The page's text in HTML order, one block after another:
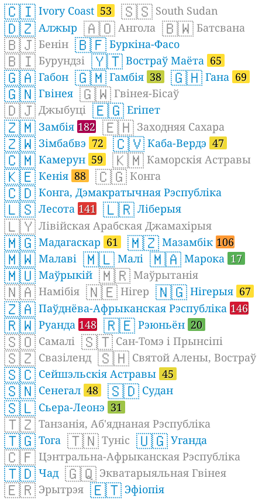
🇨🇮 Ivory Coast 53 🇸🇸 South Sudan
🇩🇿 Алжыр 🇦🇴 Ангола 🇧🇼 Батсвана
🇧🇯 Бенін 🇧🇫 Буркіна-Фасо
🇧🇮 Бурундзі 🇾🇹 Востраў Маёта 65
🇬🇦 Габон 🇬🇲 Гамбія 38 🇬🇭 Гана 69
🇬🇳 Гвінея 🇬🇼 Гвінея-Бісаў
🇩🇯 Джыбуці 🇪🇬 Егіпет
🇿🇲 Замбія 182 🇪🇭 Заходняя Сахара
🇿🇼 Зімбабвэ 72 🇨🇻 Каба-Вердэ 47
🇨🇲 Камерун 59 🇰🇲 Каморскія Астравы
🇰🇪 Кенія 88 🇨🇬 Конга
🇨🇩 Конга, Дэмакратычная Рэспубліка
🇱🇸 Лесота 141 🇱🇷 Ліберыя
🇱🇾 Лівійская Арабская Джамахірыя
🇲🇬 Мадагаскар 61 🇲🇿 Мазамбік 106
🇲🇼 Малаві 🇲🇱 Малі 🇲🇦 Марока 17
🇲🇺 Маўрыкій 🇲🇷 Маўрытанія
🇳🇦 Намібія 🇳🇪 Нігер 🇳🇬 Нігерыя 67
🇿🇦 Паўднёва-Афрыканская Рэспубліка 146
🇷🇼 Руанда 148 🇷🇪 Рэюньён 20
🇸🇴 Самалі 🇸🇹 Сан-Томэ і Прынсіпі
🇸🇿 Свазіленд 🇸🇭 Святой Алены, Востраў
🇸🇨 Сейшэльскія Астравы 45
🇸🇳 Сенегал 48 🇸🇩 Судан
🇸🇱 Сьера-Леонэ 31
🇹🇿 Танзанія, Аб'яднаная Рэспубліка
🇹🇬 Тога 🇹🇳 Туніс 🇺🇬 Уганда
🇨🇫 Цэнтральна-Афрыканская Рэспубліка
🇹🇩 Чад 🇬🇶 Экватарыяльная Гвінея
🇪🇷 Эрытрэя 🇪🇹 Эфіопія